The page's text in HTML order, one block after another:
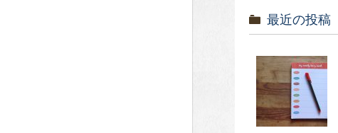
最近の投稿